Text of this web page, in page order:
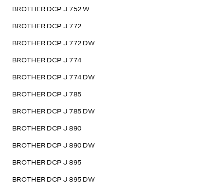
BROTHER DCP J 752 W
BROTHER DCP J 772
BROTHER DCP J 772 DW
BROTHER DCP J 774
BROTHER DCP J 774 DW
BROTHER DCP J 785
BROTHER DCP J 785 DW
BROTHER DCP J 890
BROTHER DCP J 890 DW
BROTHER DCP J 895
BROTHER DCP J 895 DW